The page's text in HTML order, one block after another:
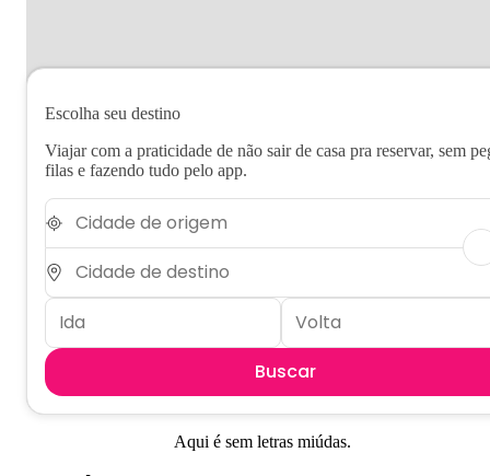
Escolha seu destino
Viajar com a praticidade de não sair de casa pra reservar, sem
filas e fazendo tudo pelo app.
Buscar
Aqui é sem letras miúdas.